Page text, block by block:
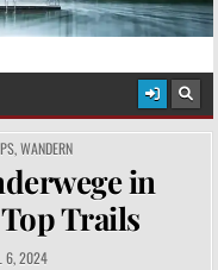
,WANDERN
in
Trails
DATE:
6, 2024